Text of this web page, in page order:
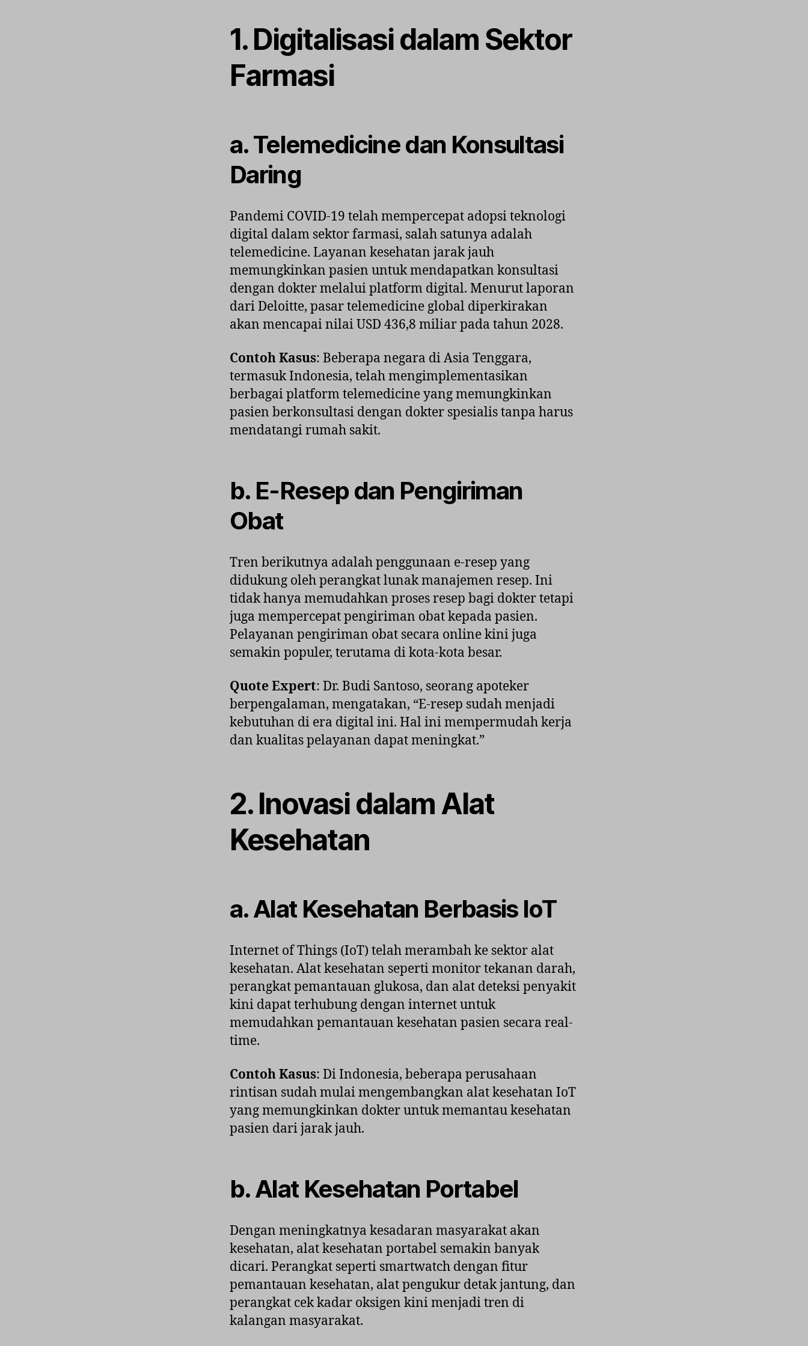
1. Digitalisasi dalam Sektor
Farmasi
a. Telemedicine dan Konsultasi
Daring
Pandemi COVID-19 telah mempercepat adopsi teknologi
digital dalam sektor farmasi, salah satunya adalah
telemedicine. Layanan kesehatan jarak jauh
memungkinkan pasien untuk mendapatkan konsultasi
dengan dokter melalui platform digital. Menurut laporan
dari Deloitte, pasar telemedicine global diperkirakan
akan mencapai nilai USD 436,8 miliar pada tahun 2028.
Contoh Kasus: Beberapa negara di Asia Tenggara,
termasuk Indonesia, telah mengimplementasikan
berbagai platform telemedicine yang memungkinkan
pasien berkonsultasi dengan dokter spesialis tanpa harus
mendatangi rumah sakit.
b. E-Resep dan Pengiriman
Obat
Tren berikutnya adalah penggunaan e-resep yang
didukung oleh perangkat lunak manajemen resep. Ini
tidak hanya memudahkan proses resep bagi dokter tetapi
juga mempercepat pengiriman obat kepada pasien.
Pelayanan pengiriman obat secara online kini juga
semakin populer, terutama di kota-kota besar.
Quote Expert: Dr. Budi Santoso, seorang apoteker
berpengalaman, mengatakan, “E-resep sudah menjadi
kebutuhan di era digital ini. Hal ini mempermudah kerja
dan kualitas pelayanan dapat meningkat.”
2. Inovasi dalam Alat
Kesehatan
a. Alat Kesehatan Berbasis IoT
Internet of Things (IoT) telah merambah ke sektor alat
kesehatan. Alat kesehatan seperti monitor tekanan darah,
perangkat pemantauan glukosa, dan alat deteksi penyakit
kini dapat terhubung dengan internet untuk
memudahkan pemantauan kesehatan pasien secara real-
time.
Contoh Kasus: Di Indonesia, beberapa perusahaan
rintisan sudah mulai mengembangkan alat kesehatan IoT
yang memungkinkan dokter untuk memantau kesehatan
pasien dari jarak jauh.
b. Alat Kesehatan Portabel
Dengan meningkatnya kesadaran masyarakat akan
kesehatan, alat kesehatan portabel semakin banyak
dicari. Perangkat seperti smartwatch dengan fitur
pemantauan kesehatan, alat pengukur detak jantung, dan
perangkat cek kadar oksigen kini menjadi tren di
kalangan masyarakat.